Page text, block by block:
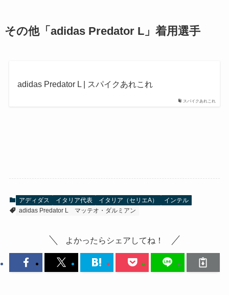
その他「 adidas Predator L」 着用選手
スパイクあれこれ
adidas Predator L | スパイクあれこれ
アディダス イタリア代表 イタリア（セリエA）
インテル
adidas Predator L
マッテオ・ダルミアン
よかったらシェアしてね！